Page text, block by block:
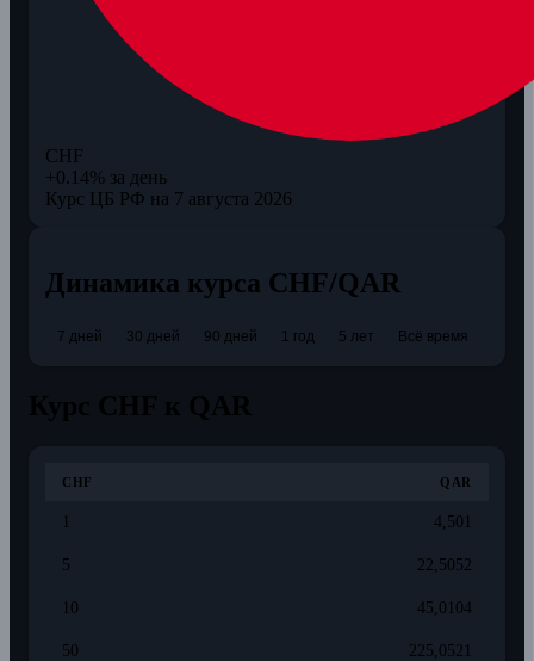
CHF
+0.14% за день
Курс ЦБ РФ на 7 августа 2026
Динамика курса CHF/QAR
7 дней 30 дней 90 дней 1 год 5 лет Всё время
CHF QAR
1 4,501
5 22,5052
10 45,0104
50 225,0521